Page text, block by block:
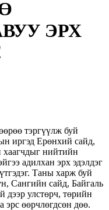
ЭРХ
тэргүүлж буй
иргэд Ерөнхий сайд,
хаагчдыг нийтийн
адилхан эрх эдэлдэг
Таны харж буй
Сангийн сайд, Байгаль
дээр улстөрч, төрийн
эрс өөрчлөгдсөн дөө.